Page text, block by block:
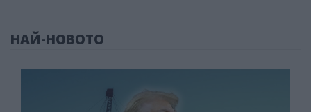
НАЙ-НОВОТО